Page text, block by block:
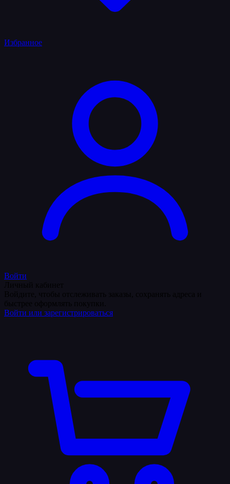
Избранное
Войти
Войти или зарегистрироваться